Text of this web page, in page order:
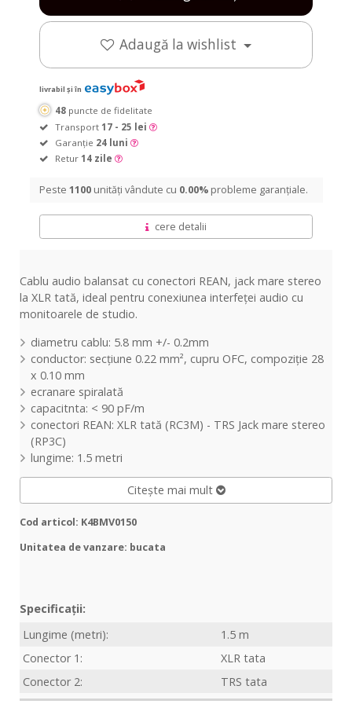
Adaugă la wishlist
livrabil și în
48 puncte de fidelitate
Transport 17 - 25 lei
Garanție 24 luni
Retur 14 zile
Peste 1100 unități vândute cu 0.00% probleme garanțiale.
cere detalii
Cablu audio balansat cu conectori REAN, jack mare stereo
la XLR tată, ideal pentru conexiunea interfeței audio cu
monitoarele de studio.
diametru cablu: 5.8 mm +/- 0.2mm
conductor: secțiune 0.22 mm², cupru OFC, compoziție 28
x 0.10 mm
ecranare spiralată
capacitnta: < 90 pF/m
conectori REAN: XLRtată (RC3M) - TRS Jackmare stereo
(RP3C)
lungime: 1.5 metri
Citește mai mult
Cod articol: K4BMV0150
Unitatea de vanzare: bucata
Specificații:
Lungime (metri):
1.5 m
Conector 1:
XLR tata
Conector 2:
TRS tata